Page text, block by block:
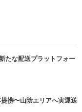
たな配送プラットフォー
携〜山陰エリアへ実運送